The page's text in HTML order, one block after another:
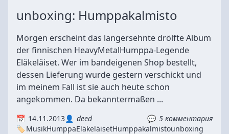
unboxing: Humppakalmisto
Morgen erscheint das langersehnte drölfte Album
der finnischen HeavyMetalHumppa-Legende
Eläkeläiset. Wer im bandeigenen Shop bestellt,
dessen Lieferung wurde gestern verschickt und
im meinem Fall ist sie auch heute schon
angekommen. Da bekanntermaßen ...
14.11.2013 deed
5 комментария
MusikHumppaEläkeläisetHumppakalmistounboxing